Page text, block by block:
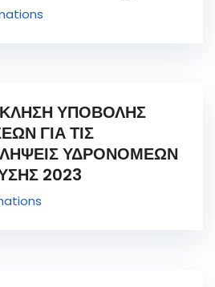
ΥΠΟΒΟΛΗΣ
ΓΙΑ ΤΙΣ
ΥΔΡΟΝΟΜΕΩΝ
2023